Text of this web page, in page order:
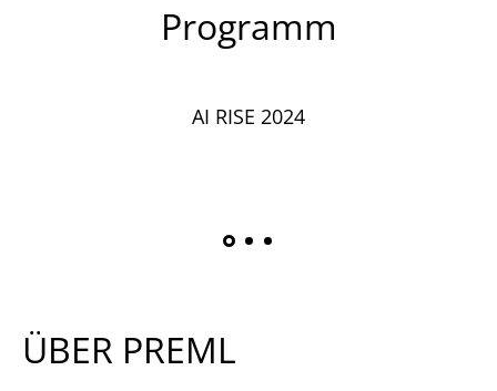
Programm
AI RISE 2024
ÜBER PREML